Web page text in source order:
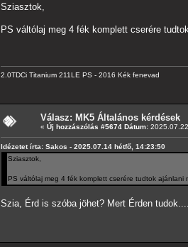
Sziasztok,
PS váltólaj meg 4 fék komplett cserére
2.0TDCi Titanium 211LE PS - 2016 Kék fenevad
Válasz: MK5 Általános kérdések
« Új hozzászólás #5674 Dátum:
Idézetet írta: Sakos - 2025.07.14 hétfő, 14:23:50
Sziasztok,
PS váltólaj meg 4 fék komplett cserére tudtok
Szia, Érd is szóba jöhet? Mert Érden